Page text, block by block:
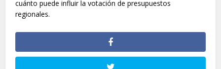
cuánto puede influir la votación de presupuestos
regionales.